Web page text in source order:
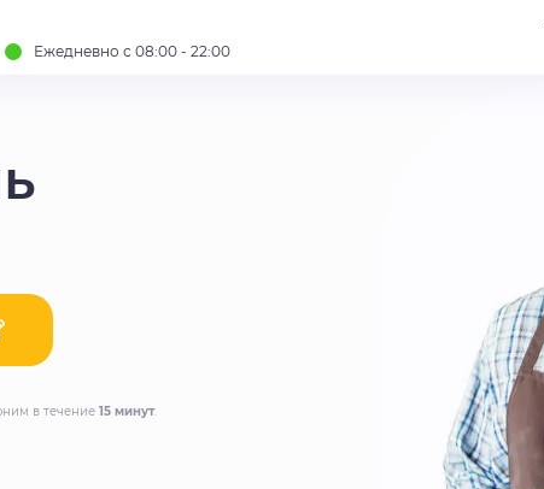
Ежедневно с 08:00 - 22:00
в течение 15 минут.